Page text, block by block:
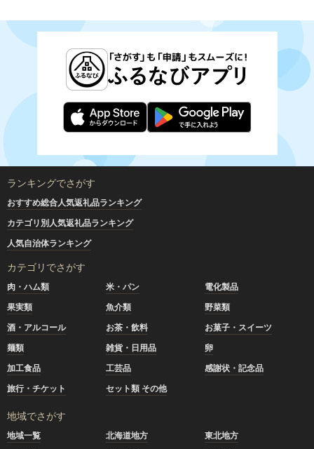
ランキングでさがす
おすすめ総合人気返礼品ランキング
カテゴリ別人気返礼品ランキング
人気自治体ランキング
カテゴリでさがす
肉・ハム類 米・パン
電化製品
果実類
魚介類
野菜類
酒・アルコール
お茶・飲料
お菓子・スイーツ
麺類
雑貨・日用品
卵
加工食品
工芸品
感謝状・記念品
旅行・チケット
セット類 その他
地域でさがす
地域一覧 北海道地方
東北地方